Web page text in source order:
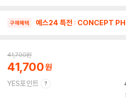
구매혜택 예스24 특전 : CONCEPT
41,700원
41,700
YES포인트